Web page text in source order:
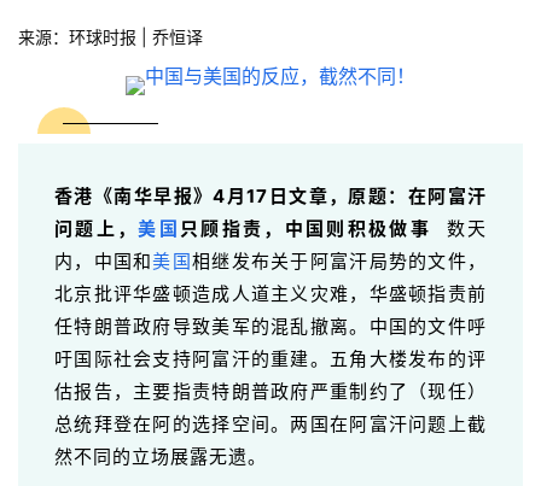
来源：环球时报 | 乔恒译
香港《南华早报》4月17日文章，原题：在阿富汗
问题上，美国 只顾指责，中国则积极做事
数天
内，中国和美国相继发布关于阿富汗局势的文件，
北京批评华盛顿造成人道主义灾难，华盛顿指责前
任特朗普政府导致美军的混乱撤离。中国的文件呼
吁国际社会支持阿富汗的重建。五角大楼发布的评
估报告，主要指责特朗普政府严重制约了（现任）
总统拜登在阿的选择空间。两国在阿富汗问题上截
然不同的立场展露无遗。